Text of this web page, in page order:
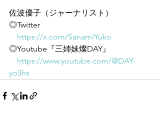
佐波優子（ジャーナリスト）
◎Twitter
https://x.com/SanamiYuko
◎Youtube『三姉妹燦DAY』
https://www.youtube.com/@DAY-
yo3hs